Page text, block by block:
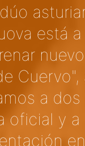
está
a
oficial y